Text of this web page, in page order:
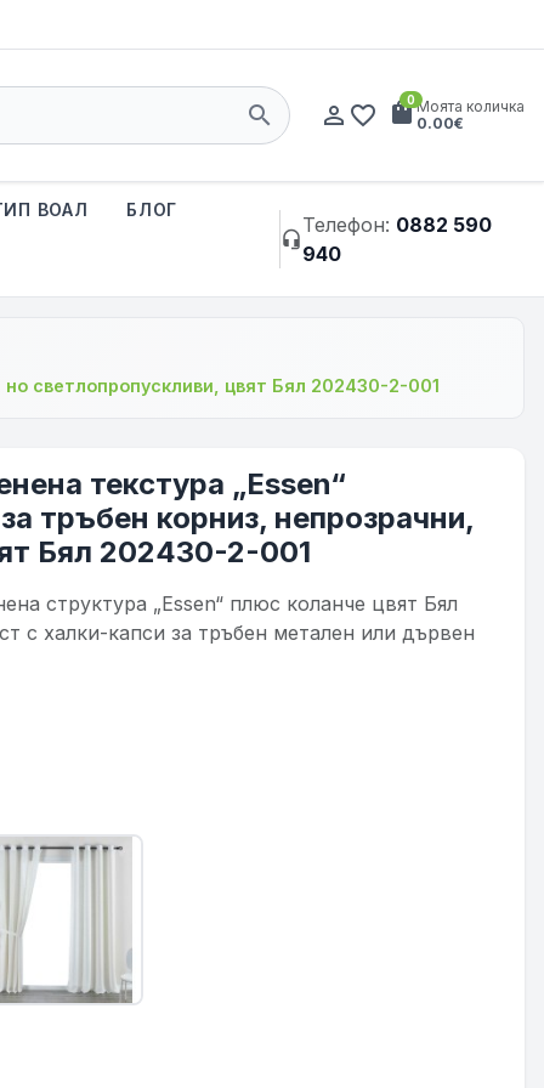
search person_outline favorite_border shopping_bag
0Моята количка
0.00€
ВОАЛ БЛОГ
headset_mic
Телефон: 0882 590
940
светлопропускливи, цвят Бял 202430-2-001
текстура „Essen“
тръбен корниз, непрозрачни,
Бял 202430-2-001
структура „Essen“ плюс коланче цвят Бял
с халки-капси за тръбен метален или дървен